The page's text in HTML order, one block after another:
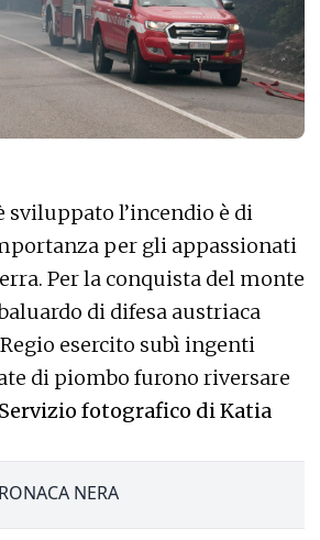
sviluppato l’incendio è di
per gli appassionati
Per la conquista del monte
di difesa austriaca
esercito subì ingenti
di piombo furono riversare
fotografico di Katia
NERA